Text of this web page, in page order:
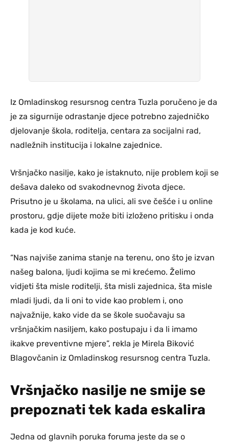
Iz Omladinskog resursnog centra Tuzla poručeno je da
je za sigurnije odrastanje djece potrebno zajedničko
djelovanje škola, roditelja, centara za socijalni rad,
nadležnih institucija i lokalne zajednice.
Vršnjačko nasilje, kako je istaknuto, nije problem koji se
dešava daleko od svakodnevnog života djece.
Prisutno je u školama, na ulici, ali sve češće i u online
prostoru, gdje dijete može biti izloženo pritisku i onda
kada je kod kuće.
“Nas najviše zanima stanje na terenu, ono što je izvan
našeg balona, ljudi kojima se mi krećemo. Želimo
vidjeti šta misle roditelji, šta misli zajednica, šta misle
mladi ljudi, da li oni to vide kao problem i, ono
najvažnije, kako vide da se škole suočavaju sa
vršnjačkim nasiljem, kako postupaju i da li imamo
ikakve preventivne mjere”, rekla je Mirela Biković
Blagovčanin iz Omladinskog resursnog centra Tuzla.
Vršnjačko nasilje ne smije se
prepoznati tek kada eskalira
Jedna od glavnih poruka foruma jeste da se o